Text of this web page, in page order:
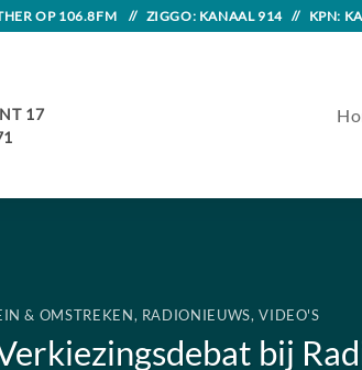
OP 106.8FM // ZIGGO: KANAAL 914 // KPN:
17
& OMSTREKEN, RADIONIEUWS,VIDEO'S
bij